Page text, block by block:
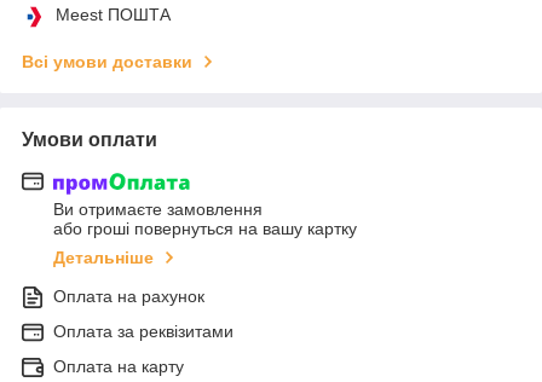
Meest ПОШТА
Всі умови доставки
Умови оплати
Ви отримаєте замовлення
або гроші повернуться на вашу картку
Детальніше
Оплата на рахунок
Оплата за реквізитами
Оплата на карту